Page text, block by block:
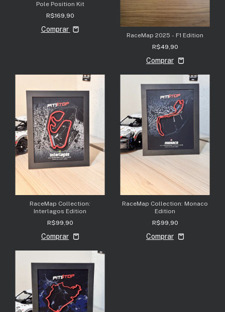
Pole Position Kit
R$169,90
Comprar
RaceMap 2025 - F1 Edition
R$49,90
RaceMap Collection:
Interlagos Edition
R$99,90
RaceMap Collection: Monaco
Edition
R$99,90